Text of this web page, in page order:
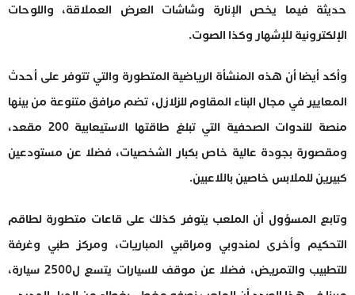
حديثة فيما يخص الإنارة وشاشات العرض العملاقة، واللوحات
الإلكترونية للإشهار وكذا الصوت.
وأكد أيضا أن هذه المنشأة الرياضية المتطورة والتي تتوفر على أحدث
المعايير في مجال البناء المقاوم للزلازل، تضم مرافق متنوعة من بينها
منصة للندوات الصحفية التي تبلغ طاقتها الاستيعابية 200 مقعد،
ومقصورة بجودة عالية خاص بكبار الشخصيات، فضلا عن مستودعين
كبيرين للملابس خاصين باللاعبين.
وتابع المسؤول أن الملعب يتوفر كذلك على قاعات متطورة لطاقم
التحكيم وأخرى لمندوبي ومراقبي المباريات، ومركز طبي وغرفة
للتطبيب والتمريض، فضلا عن موقف للسيارات يتسع ل2500 سيارة،